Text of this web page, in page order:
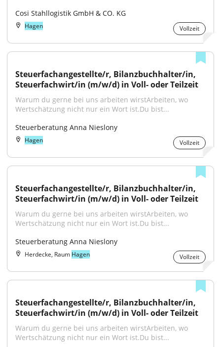
Cosi Stahllogistik GmbH & CO. KG
Hagen Vollzeit
Steuerfachangestellte/r, Bilanzbuchhalter/in,
Steuerfachwirt/in (m/w/d) in Voll- oder Teilzeit
Warum du gerne bei uns arbeiten wirstArbeiten, wo
Wertschätzung nicht nur ein Wort ist.Du bist...
Steuerberatung Anna Nieslony
Hagen Vollzeit
Steuerfachangestellte/r, Bilanzbuchhalter/in,
Steuerfachwirt/in (m/w/d) in Voll- oder Teilzeit
Warum du gerne bei uns arbeiten wirstArbeiten, wo
Wertschätzung nicht nur ein Wort ist.Du bist...
Steuerberatung Anna Nieslony
Herdecke, Raum Hagen Vollzeit
Steuerfachangestellte/r, Bilanzbuchhalter/in,
Steuerfachwirt/in (m/w/d) in Voll- oder Teilzeit
Warum du gerne bei uns arbeiten wirstArbeiten, wo
Wertschätzung nicht nur ein Wort ist.Du bist...